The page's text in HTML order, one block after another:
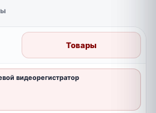
Товары
видеорегистратор